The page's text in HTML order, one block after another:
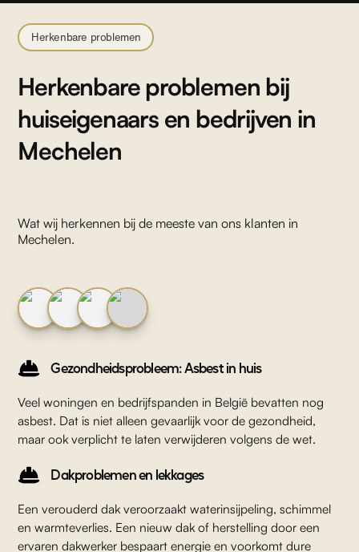
Herkenbare problemen
Herkenbare problemen bij
huiseigenaars en bedrijven in
Mechelen
Wat wij herkennen bij de meeste van ons klanten in
Mechelen.
Gezondheidsprobleem: Asbest in huis
Veel woningen en bedrijfspanden in België bevatten nog
asbest. Dat is niet alleen gevaarlijk voor de gezondheid,
maar ook verplicht te laten verwijderen volgens de wet.
Dakproblemen en lekkages
Een verouderd dak veroorzaakt waterinsijpeling, schimmel
en warmteverlies. Een nieuw dak of herstelling door een
ervaren dakwerker bespaart energie en voorkomt dure